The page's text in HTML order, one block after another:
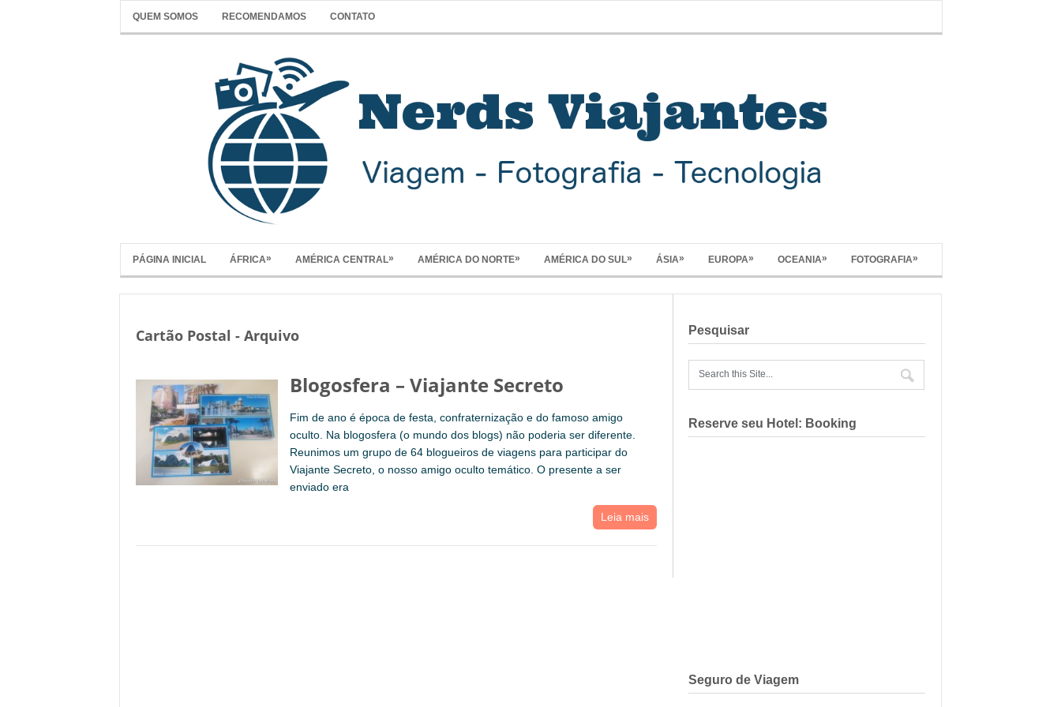
QUEM SOMOS RECOMENDAMOS CONTATO
PÁGINA INICIAL ÁFRICA» AMÉRICA CENTRAL» AMÉRICA DO NORTE» AMÉRICA DO SUL» ÁSIA» EUROPA» OCEANIA» FOTOGRAFIA»
Cartão Postal - Arquivo
Blogosfera – Viajante Secreto
Fim de ano é época de festa, confraternização e do famoso amigo
oculto. Na blogosfera (o mundo dos blogs) não poderia ser diferente.
Reunimos um grupo de 64 blogueiros de viagens para participar do
Viajante Secreto, o nosso amigo oculto temático. O presente a ser
enviado era
Leia mais
Pesquisar
Reserve seu Hotel: Booking
Seguro de Viagem